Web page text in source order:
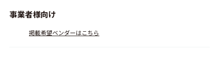
事業者様向け
掲載希望ベンダーはこちら